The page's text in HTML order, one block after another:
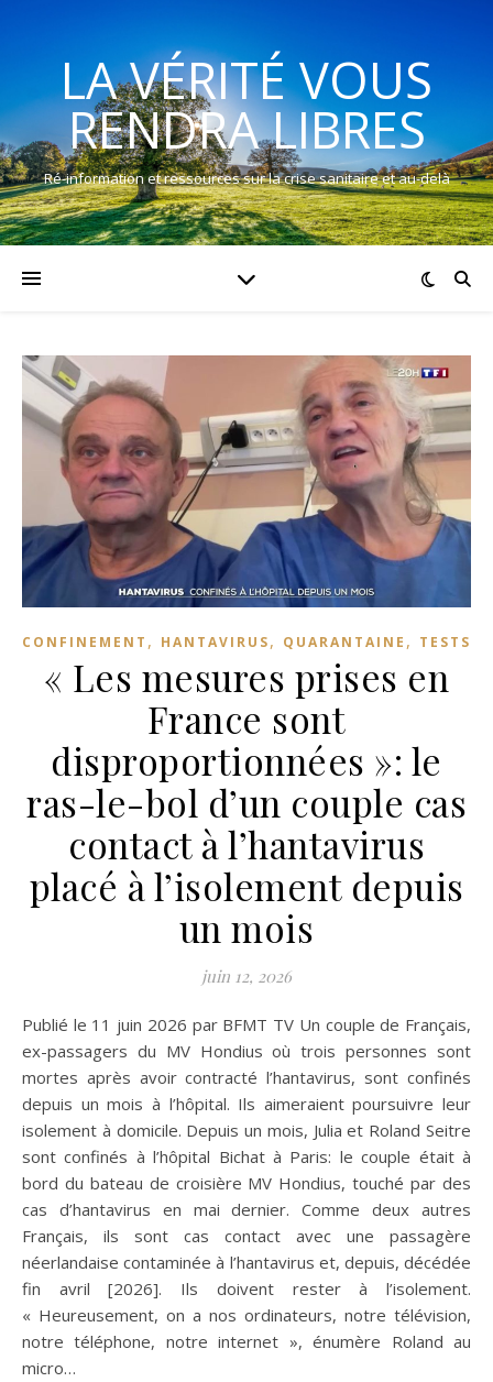
LA VÉRITÉ VOUS
RENDRA LIBRES
Ré-information et ressources sur la crise sanitaire et au-delà
CONFINEMENT , HANTAVIRUS, QUARANTAINE , TESTS
« Les mesures prises en
France sont
disproportionnées »: le
ras-le-bol d’un couple cas
contact à l’hantavirus
placé à l’isolement depuis
un mois
juin 12, 2026
Publié le 11 juin 2026 par BFMT TV Un couple de Français,
ex-passagers du MV Hondius où trois personnes sont
mortes après avoir contracté l’hantavirus, sont confinés
depuis un mois à l’hôpital. Ils aimeraient poursuivre leur
isolement à domicile. Depuis un mois, Julia et Roland Seitre
sont confinés à l’hôpital Bichat à Paris: le couple était à
bord du bateau de croisière MV Hondius, touché par des
cas d’hantavirus en mai dernier. Comme deux autres
Français, ils sont cas contact avec une passagère
néerlandaise contaminée à l’hantavirus et, depuis, décédée
fin avril [2026]. Ils doivent rester à l’isolement.
« Heureusement, on a nos ordinateurs, notre télévision,
notre téléphone, notre internet », énumère Roland au
micro…